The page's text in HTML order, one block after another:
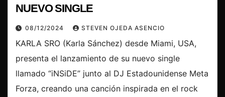
NUEVO SINGLE
08/12/2024 STEVEN OJEDA ASENCIO
KARLA SRO (Karla Sánchez) desde Miami, USA,
presenta el lanzamiento de su nuevo single
llamado “iNSiDE” junto al DJ Estadounidense Meta
Forza, creando una canción inspirada en el rock